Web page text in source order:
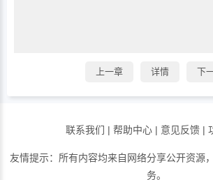
上一章 详情 下
联系我们 | 帮助中心 | 意见反馈 |
友情提示：所有内容均来自网络分享公开资源
务。